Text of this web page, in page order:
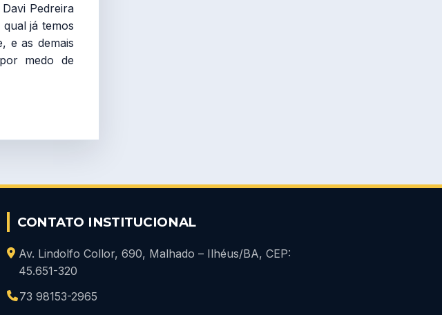
Pedreira
já temos
e as demais
medo de
CONTATO INSTITUCIONAL
Av. Lindolfo Collor, 690, Malhado – Ilhéus/BA, CEP:
45.651-320
73 98153-2965